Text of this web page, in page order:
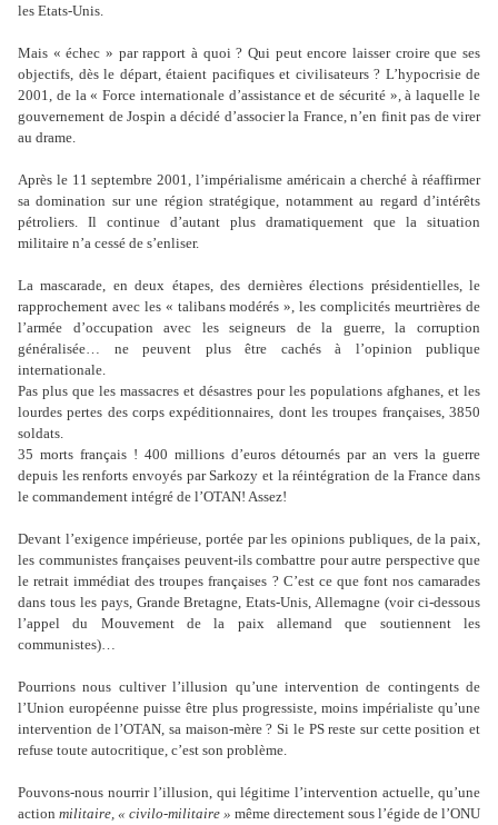
les Etats-Unis.
Mais « échec » par rapport à quoi ? Qui peut encore laisser croire que ses
objectifs, dès le départ, étaient pacifiques et civilisateurs ? L’hypocrisie de
2001, de la « Force internationale d’assistance et de sécurité », à laquelle le
gouvernement de Jospin a décidé d’associer la France, n’en finit pas de virer
au drame.
Après le 11 septembre 2001, l’impérialisme américain a cherché à réaffirmer
sa domination sur une région stratégique, notamment au regard d’intérêts
pétroliers. Il continue d’autant plus dramatiquement que la situation
militaire n’a cessé de s’enliser.
La mascarade, en deux étapes, des dernières élections présidentielles, le
rapprochement avec les « talibans modérés », les complicités meurtrières de
l’armée d’occupation avec les seigneurs de la guerre, la corruption
généralisée… ne peuvent plus être cachés à l’opinion publique
internationale.
Pas plus que les massacres et désastres pour les populations afghanes, et les
lourdes pertes des corps expéditionnaires, dont les troupes françaises, 3850
soldats.
35 morts français ! 400 millions d’euros détournés par an vers la guerre
depuis les renforts envoyés par Sarkozy et la réintégration de la France dans
le commandement intégré de l’OTAN! Assez!
Devant l’exigence impérieuse, portée par les opinions publiques, de la paix,
les communistes françaises peuvent-ils combattre pour autre perspective que
le retrait immédiat des troupes françaises ? C’est ce que font nos camarades
dans tous les pays, Grande Bretagne, Etats-Unis, Allemagne (voir ci-dessous
l’appel du Mouvement de la paix allemand que soutiennent les
communistes)…
Pourrions nous cultiver l’illusion qu’une intervention de contingents de
l’Union européenne puisse être plus progressiste, moins impérialiste qu’une
intervention de l’OTAN, sa maison-mère ? Si le PS reste sur cette position et
refuse toute autocritique, c’est son problème.
Pouvons-nous nourrir l’illusion, qui légitime l’intervention actuelle, qu’une
action militaire, « civilo-militaire » même directement sous l’égide de l’ONU